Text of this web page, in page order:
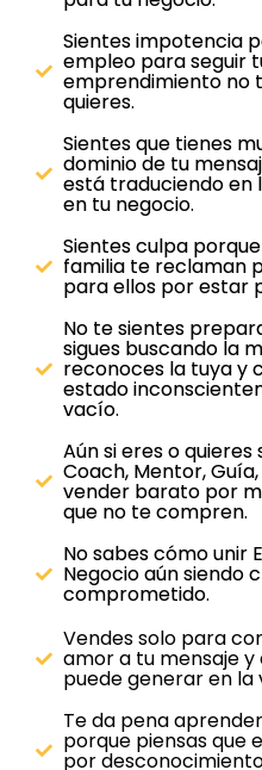
Sientes impotencia
empleo para seguir
emprendimiento no
quieres.
Sientes que tienes
dominio de tu
está traduciendo en
en tu negocio.
Sientes culpa
familia te reclaman
para ellos por estar
No te sientes
sigues buscando la
reconoces la tuya y
estado
vacío.
Aún si eres o
Coach, Mentor,
vender barato por
que no te compren.
No sabes cómo unir
Negocio aún siendo
comprometido.
Vendes solo para
amor a tu mensaje
puede generar en la
Te da pena
porque piensas que
por